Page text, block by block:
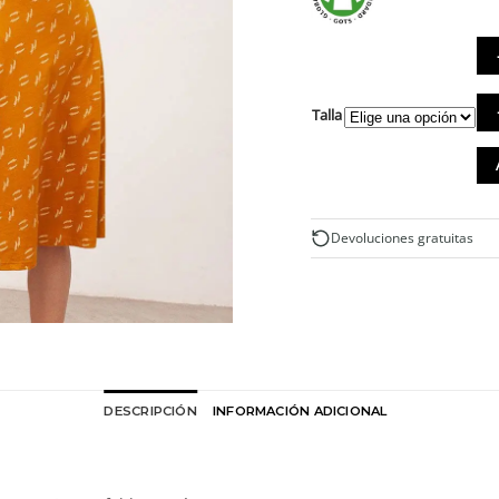
Talla
Devoluciones gratuitas
DESCRIPCIÓN INFORMACIÓN ADICIONAL